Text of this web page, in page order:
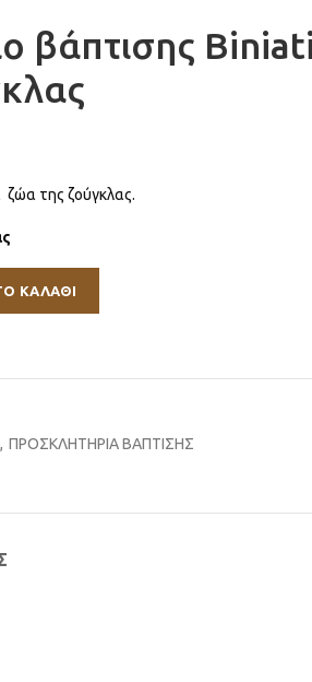
βάπτισης
της ζούγκλας.
ΚΑΛΆΘΙ
, ΠΡΟΣΚΛΗΤΗΡΙΑ ΒΑΠΤΙΣΗΣ